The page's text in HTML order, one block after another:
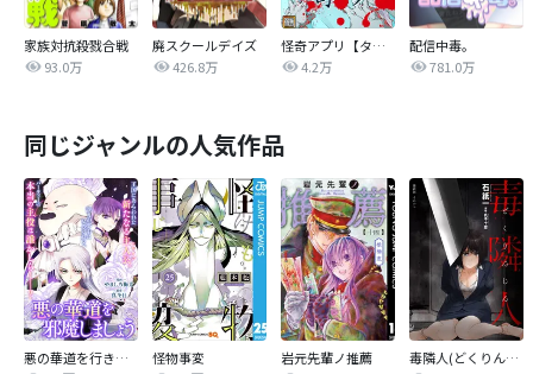
家族対抗殺戮合戦
93.0万
廃スクールデイズ
426.8万
怪奇アプリ【タテヨミ】
4.2万
配信中毒。
781.0万
同じジャンルの人気作品
悪の華道を行きましょう
怪物事変
岩元先輩ノ推薦
毒隣人(どくりんじん) 分冊版